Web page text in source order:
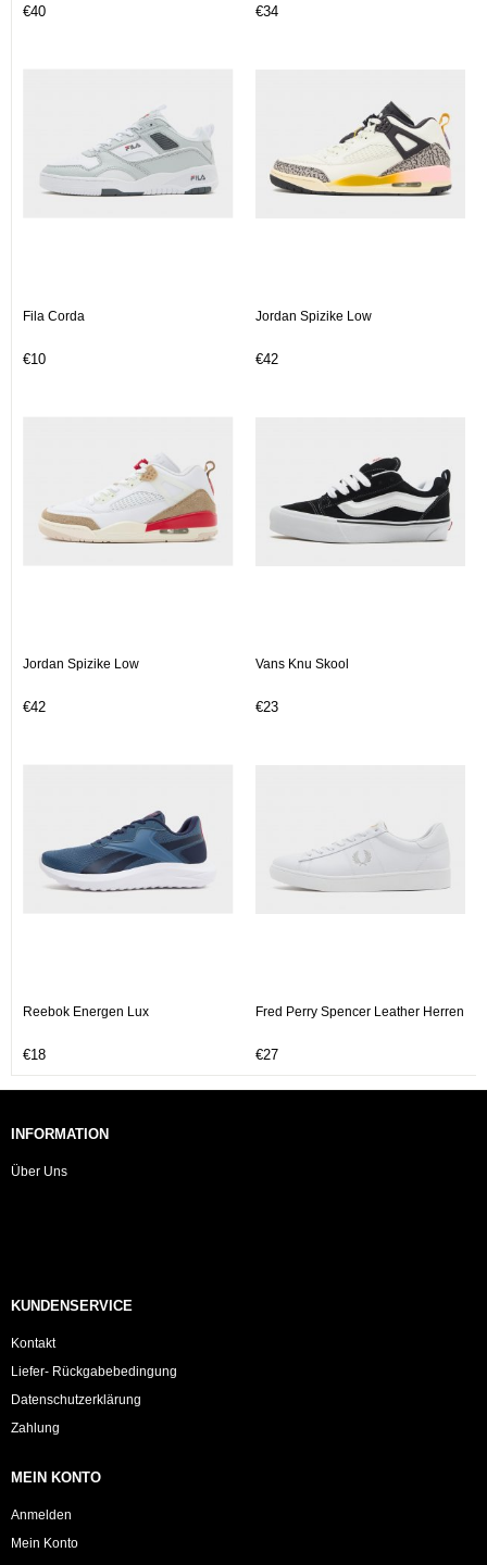
€40 €34
Fila Corda
€10
Jordan Spizike Low
€42
Jordan Spizike Low
€42
Vans Knu Skool
€23
Reebok Energen Lux
€18
Fred Perry Spencer Leather Herren
€27
INFORMATION
Über Uns
KUNDENSERVICE
Kontakt
Liefer- Rückgabebedingung
Datenschutzerklärung
Zahlung
MEIN KONTO
Anmelden
Mein Konto